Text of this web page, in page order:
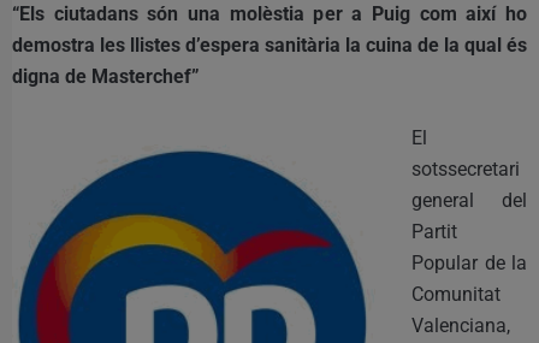
“Els ciutadans són una molèstia per a Puig com així ho
demostra les llistes d’espera sanitària la cuina de la qual és
digna de Masterchef”
El
sotssecretari
general del
Partit
Popular de la
Comunitat
Valenciana,